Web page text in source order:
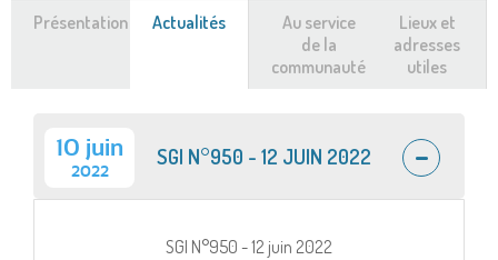
Présentation Actualités
Au service
de la
communauté
Lieux et
adresses
utiles
10 juin
2022
SGI N°950 - 12 JUIN 2022
SGI N°950 - 12 juin 2022